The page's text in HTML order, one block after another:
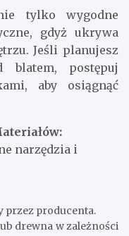
tylko wygodne
gdyż ukrywa
Jeśli planujesz
blatem, postępuj
aby osiągnąć
narzędzia i
przez producenta.
drewna w zależności